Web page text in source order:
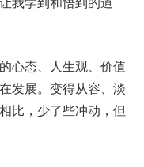
我学到和悟到的道
心态、人生观、价值
发展。变得从容、淡
比，少了些冲动，但